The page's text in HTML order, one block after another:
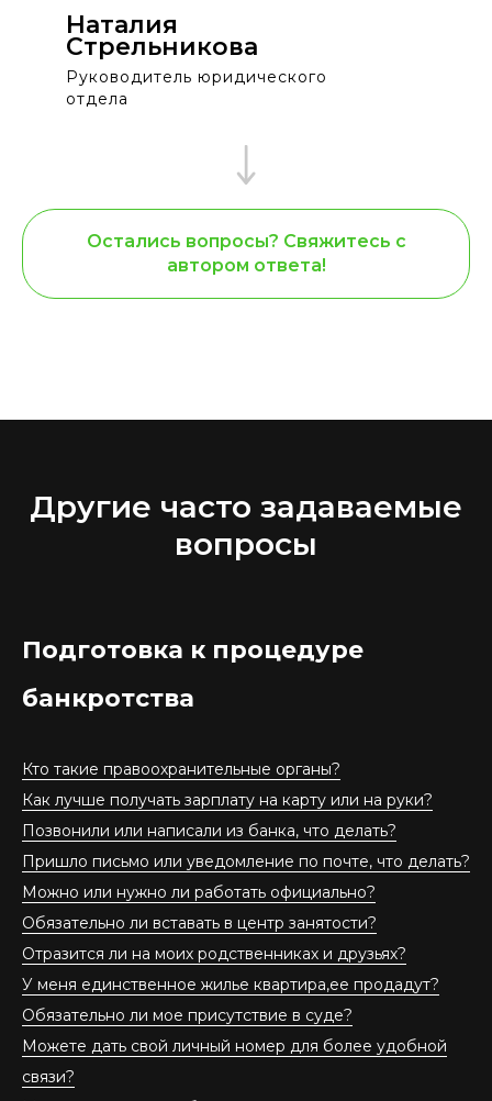
Наталия
Стрельникова
Руководитель юридического
отдела
Остались вопросы? Свяжитесь с
автором ответа!
Другие часто задаваемые
вопросы
Подготовка к процедуре
банкротства
Кто такие правоохранительные органы?
Как лучше получать зарплату на карту или на руки?
Позвонили или написали из банка, что делать?
Пришло письмо или уведомление по почте, что делать?
Можно или нужно ли работать официально?
Обязательно ли вставать в центр занятости?
Отразится ли на моих родственниках и друзьях?
У меня единственное жилье квартира,ее продадут?
Обязательно ли мое присутствие в суде?
Можете дать свой личный номер для более удобной
связи?